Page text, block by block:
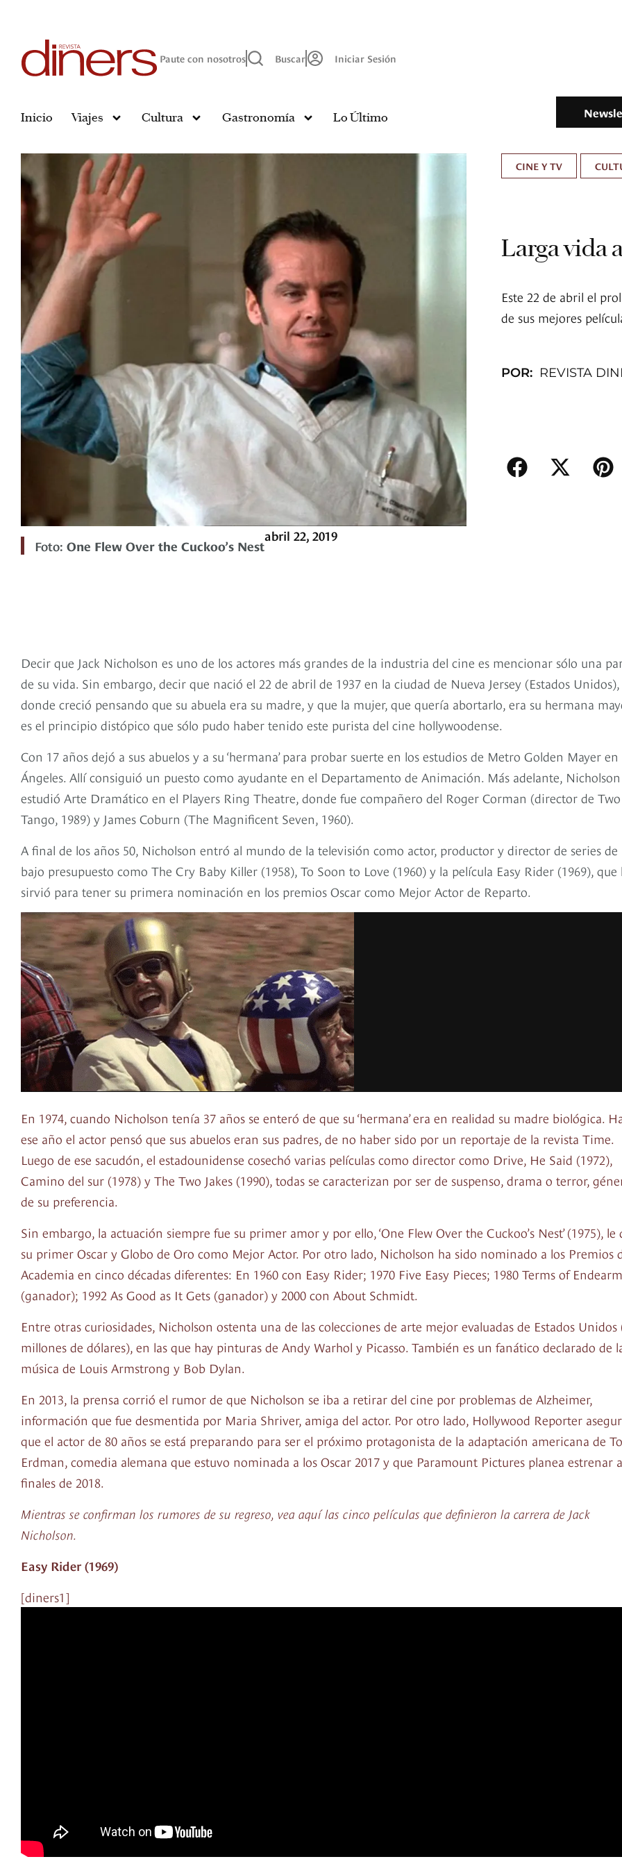
Paute con nosotros Buscar Iniciar Sesión
Inicio Viajes Cultura Gastronomía Lo Último
Foto: One Flew Over the Cuckoo’s Nest
abril 22, 2019
CINE Y TV
Larga vida
Este 22 de abril el
de sus mejores
POR: REVISTA
Decir que Jack Nicholson es uno de los actores más grandes de la industria del cine es mencionar sólo una
de su vida. Sin embargo, decir que nació el 22 de abril de 1937 en la ciudad de Nueva Jersey (Estados Unidos),
donde creció pensando que su abuela era su madre, y que la mujer, que quería abortarlo, era su hermana
es el principio distópico que sólo pudo haber tenido este purista del cine hollywoodense.
Con 17 años dejó a sus abuelos y a su ‘hermana’ para probar suerte en los estudios de Metro Golden Mayer en
Ángeles. Allí consiguió un puesto como ayudante en el Departamento de Animación. Más adelante, Nicholson
estudió Arte Dramático en el Players Ring Theatre, donde fue compañero del Roger Corman (director de
Tango, 1989) y James Coburn (The Magnificent Seven, 1960).
A final de los años 50, Nicholson entró al mundo de la televisión como actor, productor y director de series de
bajo presupuesto como The Cry Baby Killer (1958), To Soon to Love (1960) y la película Easy Rider (1969), que
sirvió para tener su primera nominación en los premios Oscar como Mejor Actor de Reparto.
En 1974, cuando Nicholson tenía 37 años se enteró de que su ‘hermana’ era en realidad su madre biológica.
ese año el actor pensó que sus abuelos eran sus padres, de no haber sido por un reportaje de la revista Time.
Luego de ese sacudón, el estadounidense cosechó varias películas como director como Drive, He Said (1972),
Camino del sur (1978) y The Two Jakes (1990), todas se caracterizan por ser de suspenso, drama o terror,
de su preferencia.
Sin embargo, la actuación siempre fue su primer amor y por ello, ‘One Flew Over the Cuckoo’s Nest’ (1975), le
su primer Oscar y Globo de Oro como Mejor Actor. Por otro lado, Nicholson ha sido nominado a los Premios
Academia en cinco décadas diferentes: En 1960 con Easy Rider; 1970 Five Easy Pieces; 1980 Terms of
(ganador); 1992 As Good as It Gets (ganador) y 2000 con About Schmidt.
Entre otras curiosidades, Nicholson ostenta una de las colecciones de arte mejor evaluadas de Estados Unidos
millones de dólares), en las que hay pinturas de Andy Warhol y Picasso. También es un fanático declarado de
música de Louis Armstrong y Bob Dylan.
En 2013, la prensa corrió el rumor de que Nicholson se iba a retirar del cine por problemas de Alzheimer,
información que fue desmentida por Maria Shriver, amiga del actor. Por otro lado, Hollywood Reporter
que el actor de 80 años se está preparando para ser el próximo protagonista de la adaptación americana de
Erdman, comedia alemana que estuvo nominada a los Oscar 2017 y que Paramount Pictures planea estrenar a
finales de 2018.
Mientras se confirman los rumores de su regreso, vea aquí las cinco películas que definieron la carrera de Jack
Nicholson.
Easy Rider (1969)
[diners1]